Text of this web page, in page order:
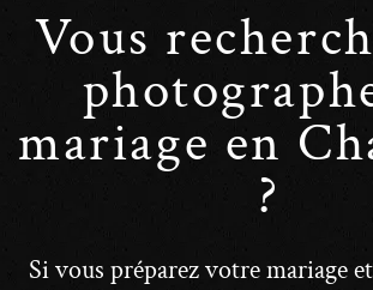
Vous
mariage en
?
Si vous préparez votre mariage